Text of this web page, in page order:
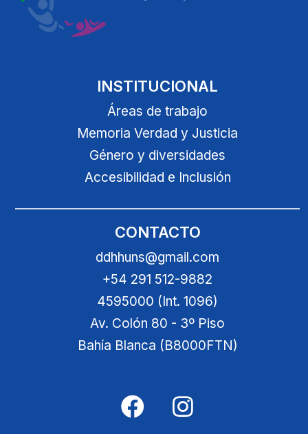
INSTITUCIONAL
Áreas de trabajo
Memoria Verdad y Justicia
Género y diversidades
Accesibilidad e Inclusión
CONTACTO
ddhhuns@gmail.com
+54 291 512-9882
4595000 (Int. 1096)
Av. Colón 80 - 3º Piso
Bahía Blanca (B8000FTN)